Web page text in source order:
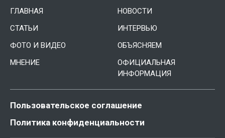
ГЛАВНАЯ
НОВОСТИ
СТАТЬИ
ИНТЕРВЬЮ
ФОТО И ВИДЕО
ОБЪЯСНЯЕМ
МНЕНИЕ
ОФИЦИАЛЬНАЯ
ИНФОРМАЦИЯ
Пользовательское соглашение
Политика конфиденциальности